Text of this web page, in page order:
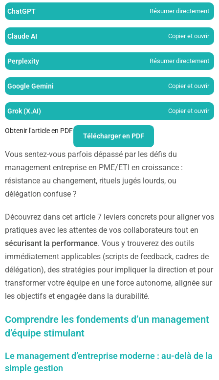
ChatGPT Résumer directement
Claude AI Copier et ouvrir
Perplexity Résumer directement
Google Gemini Copier et ouvrir
Grok (X.AI) Copier et ouvrir
Obtenir l'article en PDF
Télécharger en PDF
Vous sentez-vous parfois dépassé par les défis du
management entreprise en PME/ETI en croissance :
résistance au changement, rituels jugés lourds, ou
délégation confuse ?
Découvrez dans cet article 7 leviers concrets pour aligner vos
pratiques avec les attentes de vos collaborateurs tout en
sécurisant la performance. Vous y trouverez des outils
immédiatement applicables (scripts de feedback, cadres de
délégation), des stratégies pour impliquer la direction et pour
transformer votre équipe en une force autonome, alignée sur
les objectifs et engagée dans la durabilité.
Comprendre les fondements d’un management
d’équipe stimulant
Le management d’entreprise moderne : au-delà de la
simple gestion